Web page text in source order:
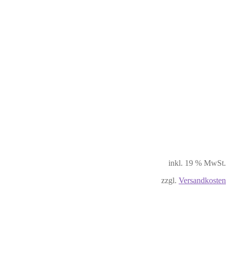
inkl. 19 % MwSt.
zzgl. Versandkosten